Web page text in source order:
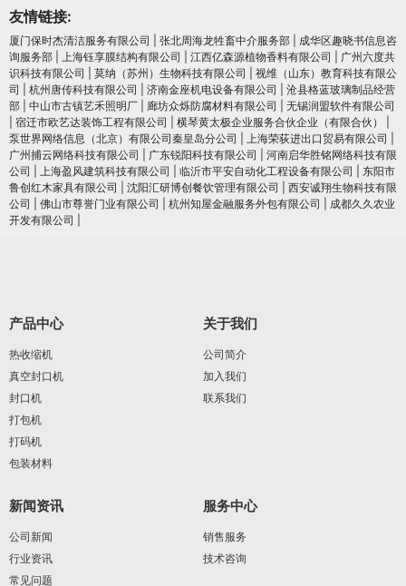
友情链接:
厦门保时杰清洁服务有限公司 张北周海龙牲畜中介服务部
成华区趣晓书信息咨
询服务部
上海钰享膜结构有限公司 江西亿森源植物香料有限公司
广州六度共
识科技有限公司
莫纳（苏州）生物科技有限公司
视维（山东）教育科技有限公
司
杭州唐传科技有限公司 济南金座机电设备有限公司
沧县格蓝玻璃制品经营
部
中山市古镇艺禾照明厂 廊坊众烁防腐材料有限公司
无锡润盟软件有限公司
宿迁市欧艺达装饰工程有限公司 横琴黄太极企业服务合伙企业（有限合伙）
泵世界网络信息（北京）有限公司秦皇岛分公司
上海荣荻进出口贸易有限公司
广州捕云网络科技有限公司
广东锐阳科技有限公司
河南启华胜铭网络科技有限
公司
上海盈风建筑科技有限公司 临沂市平安自动化工程设备有限公司
东阳市
鲁创红木家具有限公司
沈阳汇研博创餐饮管理有限公司
西安诚翔生物科技有限
公司
佛山市尊誉门业有限公司 杭州知屋金融服务外包有限公司
成都久久农业
开发有限公司
产品中心
热收缩机
真空封口机
封口机
打包机
打码机
包装材料
关于我们
公司简介
加入我们
联系我们
新闻资讯
公司新闻
行业资讯
常见问题
服务中心
销售服务
技术咨询